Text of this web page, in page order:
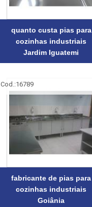
quanto custa pias para
cozinhas industriais
Jardim Iguatemi
Cod.:16789
fabricante de pias para
cozinhas industriais
Goiânia